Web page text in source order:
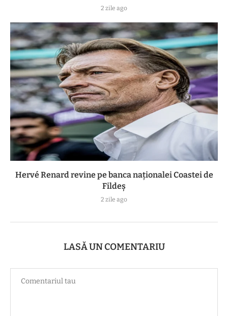
2 zile ago
Hervé Renard revine pe banca naționalei Coastei de
Fildeș
2 zile ago
LASĂ UN COMENTARIU